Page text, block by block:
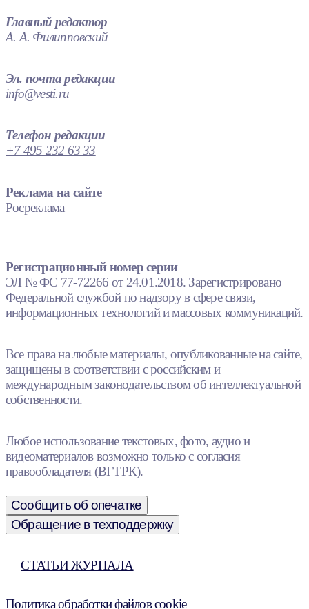
Главный редактор
А. А. Филипповский
Эл. почта редакции
info@vesti.ru
Телефон редакции
+7 495 232 63 33
Реклама на сайте
Росреклама
Регистрационный номер серии
ЭЛ № ФС 77-72266 от 24.01.2018. Зарегистрировано
Федеральной службой по надзору в сфере связи,
информационных технологий и массовых коммуникаций.
Все права на любые материалы, опубликованные на сайте,
защищены в соответствии с российским и
международным законодательством об интеллектуальной
собственности.
Любое использование текстовых, фото, аудио и
видеоматериалов возможно только с согласия
правообладателя (ВГТРК).
Сообщить об опечатке
Обращение в техподдержку
СТАТЬИ ЖУРНАЛА
Политика обработки файлов cookie